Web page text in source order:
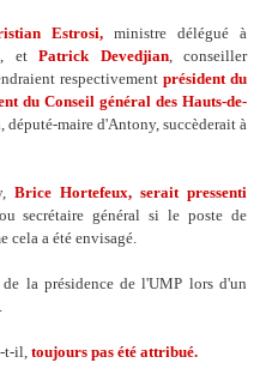
Estrosi,ministre délégué à
etPatrick Devedjian, conseiller
respectivement président du
du Conseil général des Hauts-de-
député-maire d'Antony, succèderait à
Brice Hortefeux, serait pressenti
secrétaire général si le poste de
cela a été envisagé.
de la présidence de l'UMP lors d'un
.
t-il, toujours pas été attribué.